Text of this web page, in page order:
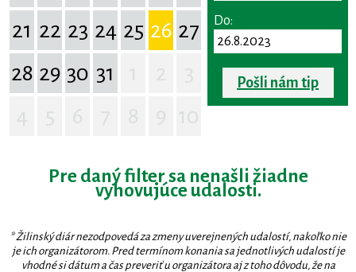
21 22 23 24 25 26 27
28 29 30 31
Do:
Pošli nám tip
Pre daný filter sa nenašli žiadne
vyhovujúce udalosti.
* Žilinský diár nezodpovedá za zmeny uverejnených udalostí, nakoľko nie
je ich organizátorom. Pred termínom konania sa jednotlivých udalostí je
vhodné si dátum a čas preveriť u organizátora aj z toho dôvodu, že na